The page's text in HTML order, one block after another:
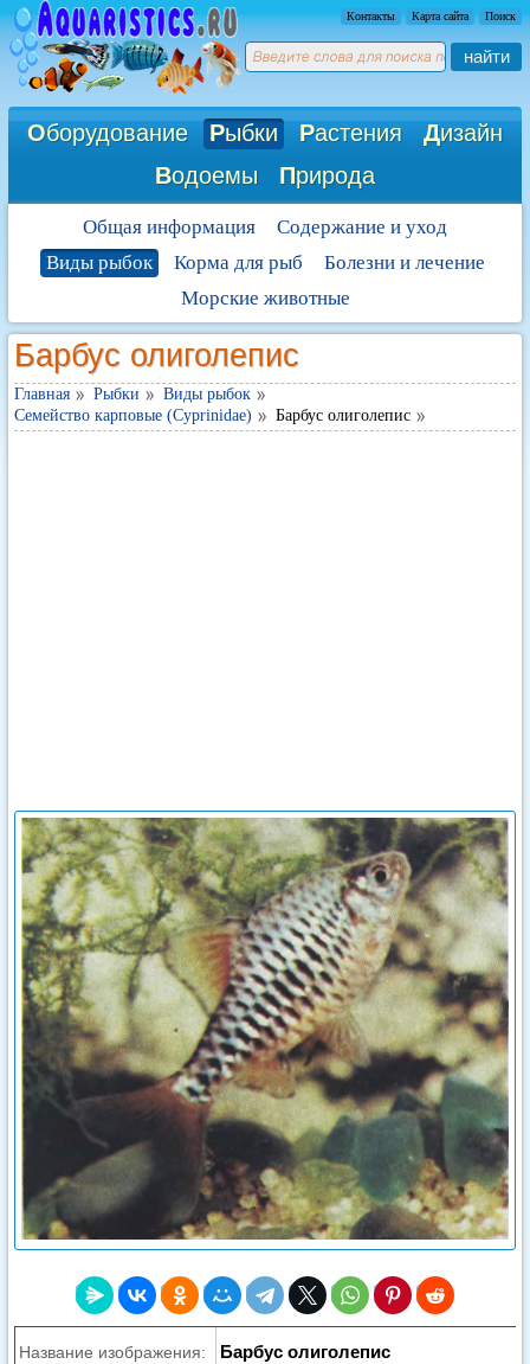
Контакты Карта сайта Поиск
найти
Оборудование Рыбки Растения Дизайн
Водоемы Природа
Общая информация
Содержание и уход
Виды рыбок
Корма для рыб
Болезни и лечение
Морские животные
Барбус олиголепис
Главная Рыбки
Виды рыбок
Семейство карповые (Cyprinidae)
Барбус олиголепис
Название изображения: Барбус олиголепис